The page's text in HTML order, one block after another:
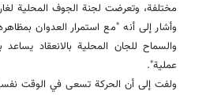
مختلفة، وتعرضت لجنة الجوف المحلية
وأشار إلى أنه "مع استمرار العدوان
والسماح للجان المحلية بالانعقاد
عملية".
ولفت إلى أن الحركة تسعى في الوقت